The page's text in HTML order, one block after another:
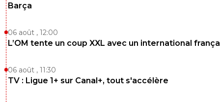
Barça
06 août , 12:00
L’OM tente un coup XXL avec un international
06 août , 11:30
TV : Ligue 1+ sur Canal+, tout s'accélère